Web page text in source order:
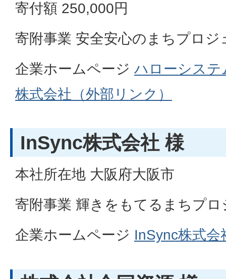
寄付額 250,000円
寄附事業 安全安心のまちプロジ
企業ホームページ ハローシス
株式会社（外部リンク）
InSync株式会社 様
本社所在地 大阪府大阪市
寄附事業 輝きをもてるまちプ
企業ホームページ InSync株式会